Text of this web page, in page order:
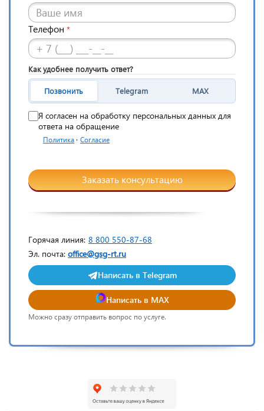
Телефон *
Как удобнее получить ответ?
Позвонить Telegram MAX
Я согласен на обработку персональных данных для
ответа на обращение
Политика · Согласие
Заказать консультацию
Горячая линия: 8 800 550-87-68
Эл. почта: office@gsg-rt.ru
Написать в Telegram
Написать в MAX
Можно сразу отправить вопрос по услуге.